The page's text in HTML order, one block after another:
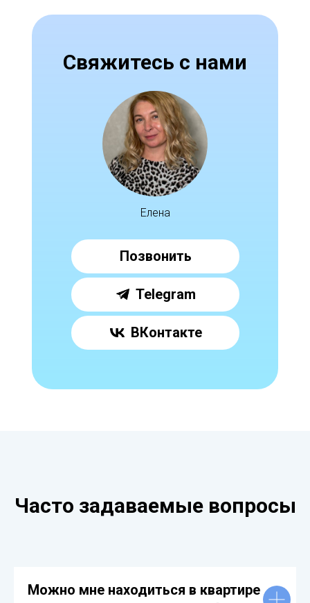
Позвонить
Telegram
Свяжитесь с нами
ВКонтакте
Елена
Часто задаваемые вопросы
Можно мне находиться в квартире